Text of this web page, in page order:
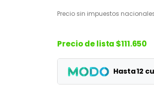
Precio sin impuestos
Precio de lista $111.650
Hasta 12